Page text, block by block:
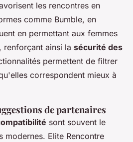
les rencontres en
comme Bumble, en
en permettant aux femmes
ainsi la sécurité des
permettent de filtrer
correspondent mieux à
de partenaires
sont souvent le
Elite Rencontre